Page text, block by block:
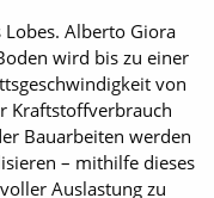
Alberto Giora
wird bis zu einer
von
Kraftstoffverbrauch
Bauarbeiten werden
– mithilfe dieses
Auslastung zu